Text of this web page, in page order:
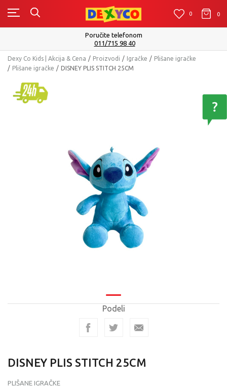
0 0 0
Poručite telefonom
011/715 98 40
Dexy Co Kids | Akcija & Cena Proizvodi Igračke
Plišane igračke
Plišane igračke
DISNEY PLIS STITCH 25CM
Podeli
DISNEY PLIS STITCH 25CM
PLIŠANE IGRAČKE